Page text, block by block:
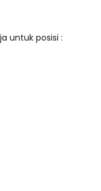
untuk posisi :